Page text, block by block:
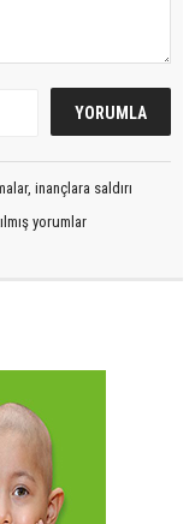
inançlara saldırı
yorumlar